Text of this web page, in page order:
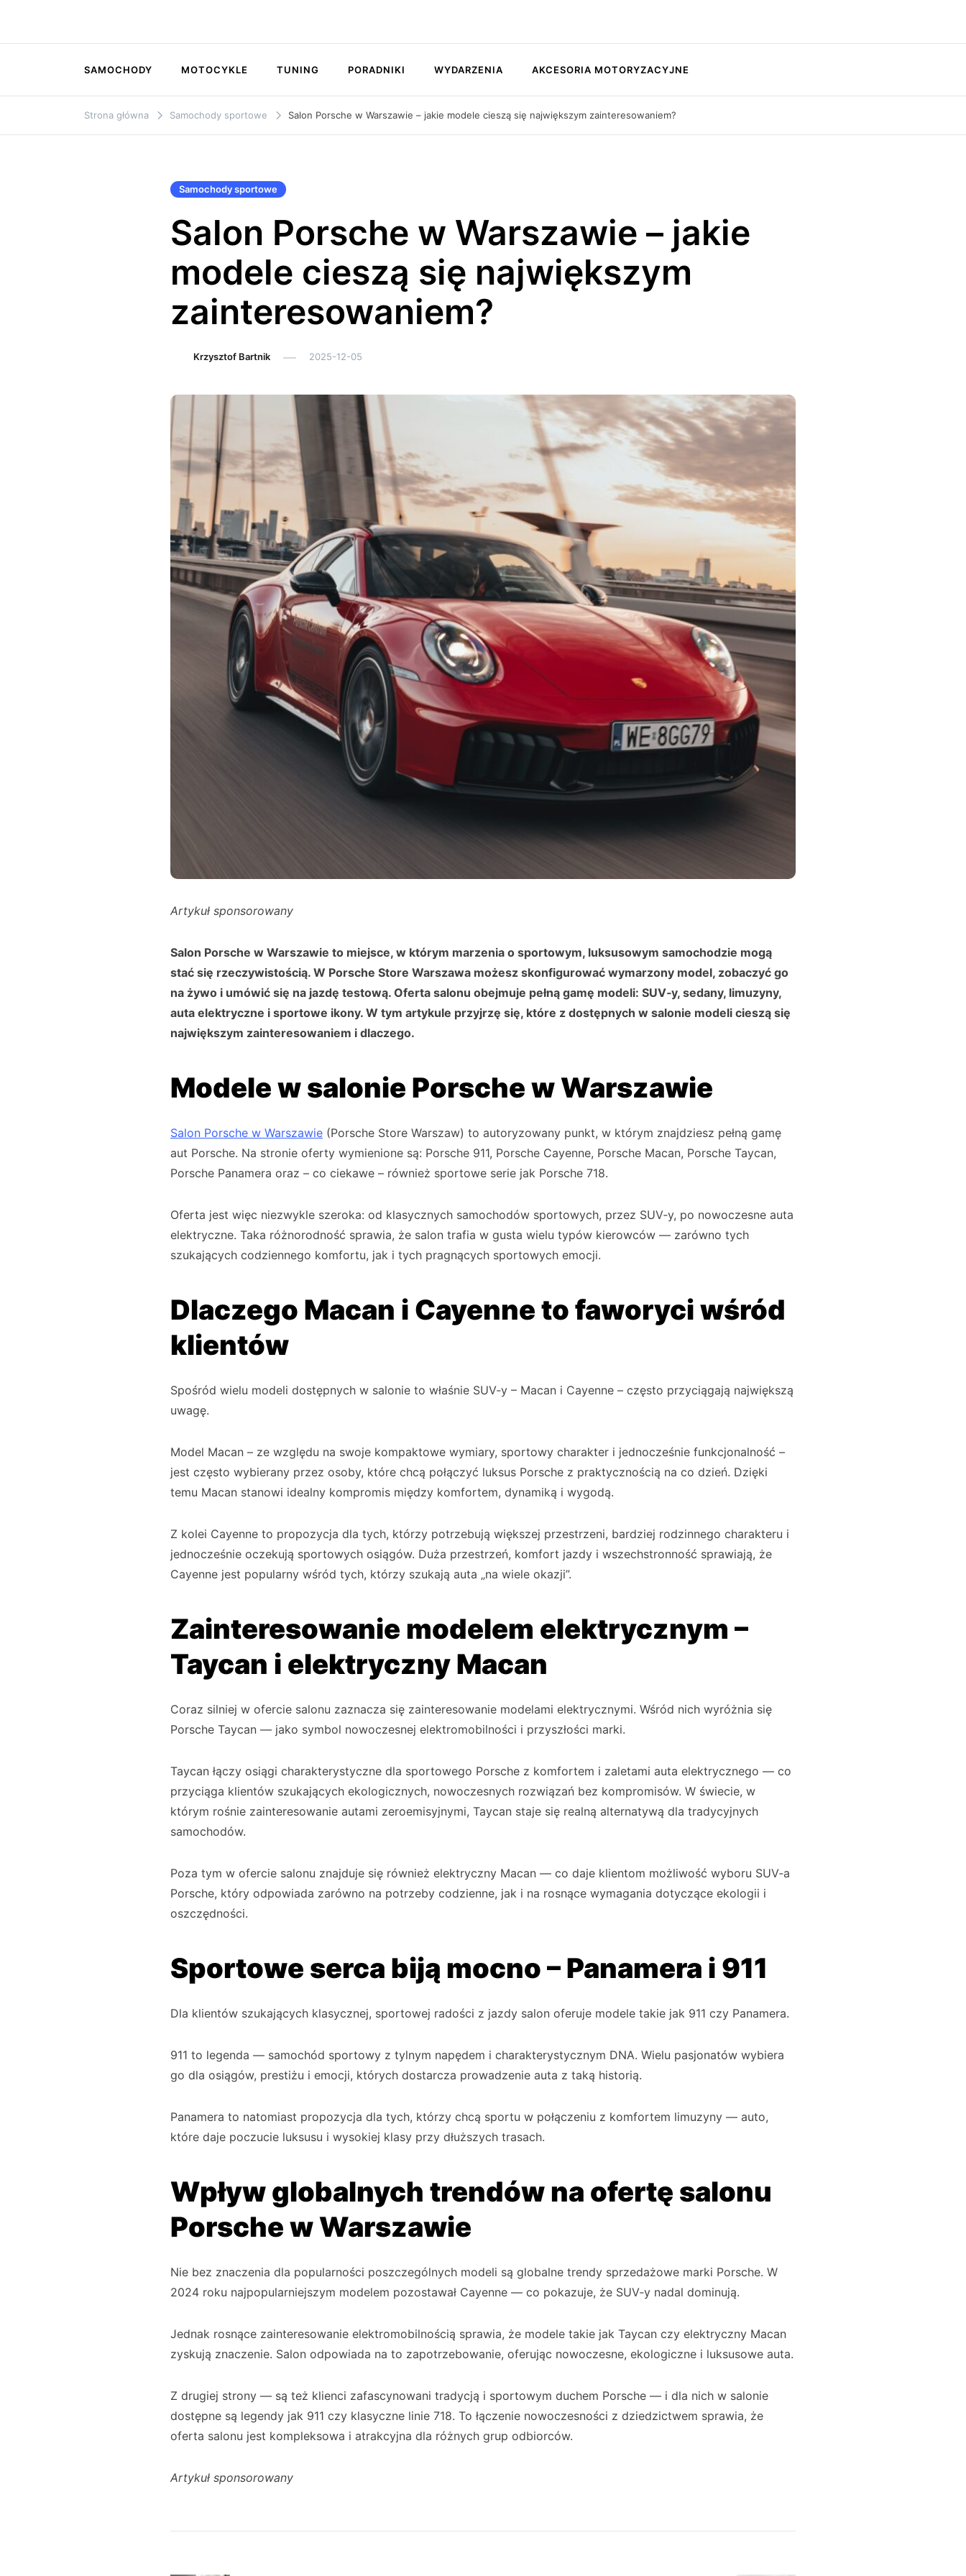
MOTOZONA
SAMOCHODY MOTOCYKLE TUNING PORADNIKI WYDARZENIA AKCESORIA MOTORYZACYJNE
Strona główna Samochody sportowe Salon Porsche w Warszawie – jakie modele cieszą się największym zainteresowaniem?
Samochody sportowe
Salon Porsche w Warszawie – jakie
modele cieszą się największym
zainteresowaniem?
Krzysztof Bartnik 2025-12-05
Artykuł sponsorowany
Salon Porsche w Warszawie to miejsce, w którym marzenia o sportowym, luksusowym samochodzie mogą
stać się rzeczywistością. W Porsche Store Warszawa możesz skonfigurować wymarzony model, zobaczyć go
na żywo i umówić się na jazdę testową. Oferta salonu obejmuje pełną gamę modeli: SUV‑y, sedany, limuzyny,
auta elektryczne i sportowe ikony. W tym artykule przyjrzę się, które z dostępnych w salonie modeli cieszą się
największym zainteresowaniem i dlaczego.
Modele w salonie Porsche w Warszawie
Salon Porsche w Warszawie (Porsche Store Warszaw) to autoryzowany punkt, w którym znajdziesz pełną gamę
aut Porsche. Na stronie oferty wymienione są: Porsche 911, Porsche Cayenne, Porsche Macan, Porsche Taycan,
Porsche Panamera oraz – co ciekawe – również sportowe serie jak Porsche 718.
Oferta jest więc niezwykle szeroka: od klasycznych samochodów sportowych, przez SUV‑y, po nowoczesne auta
elektryczne. Taka różnorodność sprawia, że salon trafia w gusta wielu typów kierowców — zarówno tych
szukających codziennego komfortu, jak i tych pragnących sportowych emocji.
Dlaczego Macan i Cayenne to faworyci wśród
klientów
Spośród wielu modeli dostępnych w salonie to właśnie SUV‑y – Macan i Cayenne – często przyciągają największą
uwagę.
Model Macan – ze względu na swoje kompaktowe wymiary, sportowy charakter i jednocześnie funkcjonalność –
jest często wybierany przez osoby, które chcą połączyć luksus Porsche z praktycznością na co dzień. Dzięki
temu Macan stanowi idealny kompromis między komfortem, dynamiką i wygodą.
Z kolei Cayenne to propozycja dla tych, którzy potrzebują większej przestrzeni, bardziej rodzinnego charakteru i
jednocześnie oczekują sportowych osiągów. Duża przestrzeń, komfort jazdy i wszechstronność sprawiają, że
Cayenne jest popularny wśród tych, którzy szukają auta „na wiele okazji”.
Zainteresowanie modelem elektrycznym –
Taycan i elektryczny Macan
Coraz silniej w ofercie salonu zaznacza się zainteresowanie modelami elektrycznymi. Wśród nich wyróżnia się
Porsche Taycan — jako symbol nowoczesnej elektromobilności i przyszłości marki.
Taycan łączy osiągi charakterystyczne dla sportowego Porsche z komfortem i zaletami auta elektrycznego — co
przyciąga klientów szukających ekologicznych, nowoczesnych rozwiązań bez kompromisów. W świecie, w
którym rośnie zainteresowanie autami zeroemisyjnymi, Taycan staje się realną alternatywą dla tradycyjnych
samochodów.
Poza tym w ofercie salonu znajduje się również elektryczny Macan — co daje klientom możliwość wyboru SUV‑a
Porsche, który odpowiada zarówno na potrzeby codzienne, jak i na rosnące wymagania dotyczące ekologii i
oszczędności.
Sportowe serca biją mocno – Panamera i 911
Dla klientów szukających klasycznej, sportowej radości z jazdy salon oferuje modele takie jak 911 czy Panamera.
911 to legenda — samochód sportowy z tylnym napędem i charakterystycznym DNA. Wielu pasjonatów wybiera
go dla osiągów, prestiżu i emocji, których dostarcza prowadzenie auta z taką historią.
Panamera to natomiast propozycja dla tych, którzy chcą sportu w połączeniu z komfortem limuzyny — auto,
które daje poczucie luksusu i wysokiej klasy przy dłuższych trasach.
Wpływ globalnych trendów na ofertę salonu
Porsche w Warszawie
Nie bez znaczenia dla popularności poszczególnych modeli są globalne trendy sprzedażowe marki Porsche. W
2024 roku najpopularniejszym modelem pozostawał Cayenne — co pokazuje, że SUV‑y nadal dominują.
Jednak rosnące zainteresowanie elektromobilnością sprawia, że modele takie jak Taycan czy elektryczny Macan
zyskują znaczenie. Salon odpowiada na to zapotrzebowanie, oferując nowoczesne, ekologiczne i luksusowe auta.
Z drugiej strony — są też klienci zafascynowani tradycją i sportowym duchem Porsche — i dla nich w salonie
dostępne są legendy jak 911 czy klasyczne linie 718. To łączenie nowoczesności z dziedzictwem sprawia, że
oferta salonu jest kompleksowa i atrakcyjna dla różnych grup odbiorców.
Artykuł sponsorowany